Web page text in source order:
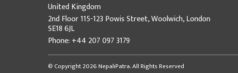
United Kingdom
2nd Floor 115-123 Powis Street, Woolwich, London
SE18 6JL
Phone: +44 207 097 3179
© Copyright 2026 NepaliPatra. All Rights Reserved